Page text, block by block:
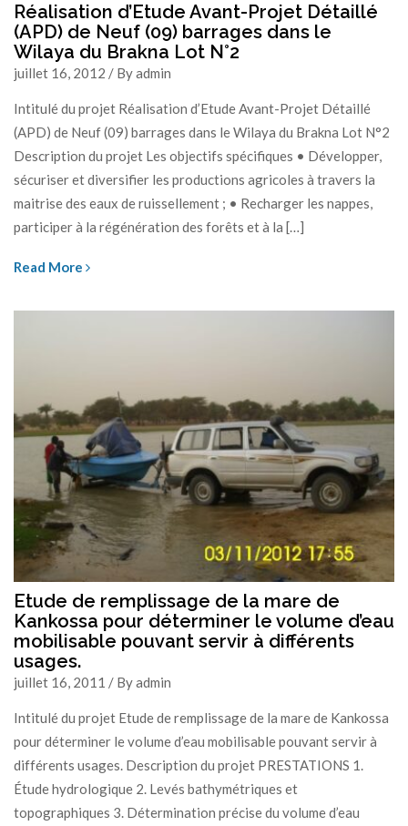
Réalisation d’Etude Avant-Projet Détaillé
(APD) de Neuf (09) barrages dans le
Wilaya du Brakna Lot N°2
juillet 16, 2012 / By admin
Intitulé du projet Réalisation d’Etude Avant-Projet Détaillé
(APD) de Neuf (09) barrages dans le Wilaya du Brakna Lot N°2
Description du projet Les objectifs spécifiques • Développer,
sécuriser et diversifier les productions agricoles à travers la
maitrise des eaux de ruissellement ; • Recharger les nappes,
participer à la régénération des forêts et à la […]
Read More
Etude de remplissage de la mare de
Kankossa pour déterminer le volume d’eau
mobilisable pouvant servir à différents
usages.
juillet 16, 2011 / By admin
Intitulé du projet Etude de remplissage de la mare de Kankossa
pour déterminer le volume d’eau mobilisable pouvant servir à
différents usages. Description du projet PRESTATIONS 1.
Étude hydrologique 2. Levés bathymétriques et
topographiques 3. Détermination précise du volume d’eau